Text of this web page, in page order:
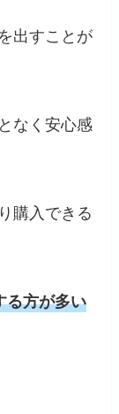
出すことが
なく安心感
購入できる
る方が多い